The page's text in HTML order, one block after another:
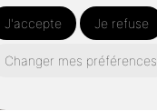
J'accepte Je refuse
Changer mes préférences